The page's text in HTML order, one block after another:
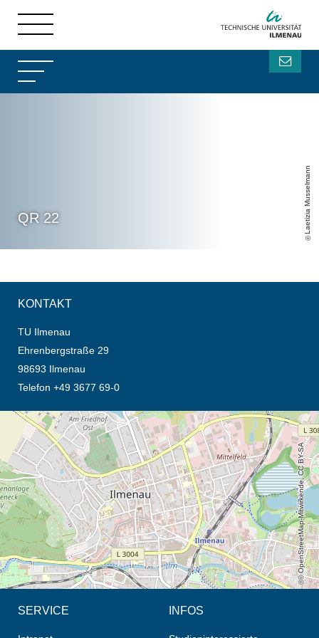
QR 22 Laetizia Musselmann
KONTAKT
TU Ilmenau
Ehrenbergstraße 29
98693 Ilmenau
Telefon +49 3677 69-0
Öffnet die Anfahrtsbeschreibung in neuem Tab (Karte)
© OpenStreetMap-Mitwirkende, CC BY-SA
SERVICE INFOS